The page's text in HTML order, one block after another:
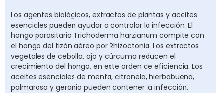
Los agentes biológicos, extractos de plantas y aceites
esenciales pueden ayudar a controlar la infección. El
hongo parasitario Trichoderma harzianum compite con
el hongo del tizón aéreo por Rhizoctonia. Los extractos
vegetales de cebolla, ajo y cúrcuma reducen el
crecimiento del hongo, en este orden de eficiencia. Los
aceites esenciales de menta, citronela, hierbabuena,
palmarosa y geranio pueden contener la infección.